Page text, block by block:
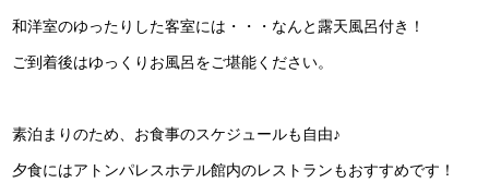
和洋室のゆったりした客室には・・・なんと露天風呂付き！
ご到着後はゆっくりお風呂をご堪能ください。
素泊まりのため、お食事のスケジュールも自由♪
夕食にはアトンパレスホテル館内のレストランもおすすめです！